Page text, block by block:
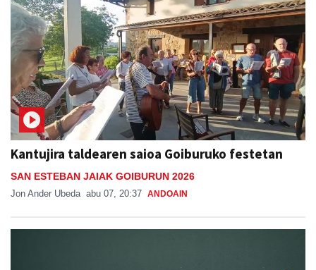
Kantujira taldearen saioa Goiburuko festetan
SAN ESTEBAN JAIAK GOIBURUN 2026
Jon Ander Ubeda abu 07, 20:37 ANDOAIN